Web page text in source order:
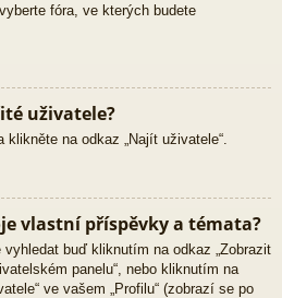
fóra, ve kterých budete
uživatele?
klikněte na odkaz „Najít uživatele“.
vlastní příspěvky a témata?
buď kliknutím na odkaz „Zobrazit
panelu“, nebo kliknutím na
ve vašem „Profilu“ (zobrazí se po